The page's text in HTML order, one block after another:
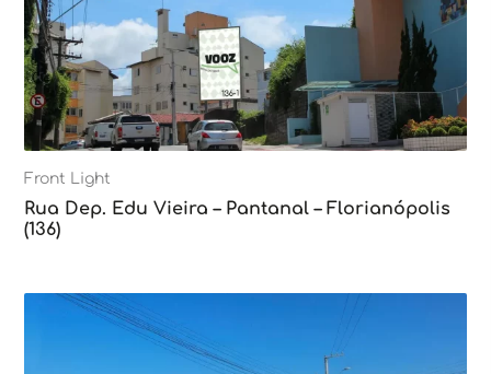
Front Light
Rua Dep. Edu Vieira – Pantanal – Florianópolis
(136)